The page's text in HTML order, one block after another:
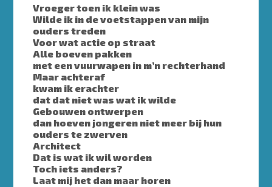
Vroeger toen ik klein was
Wilde ik in de voetstappen van mijn
ouders treden
Voor wat actie op straat
Alle boeven pakken
met een vuurwapen in m’n rechterhand
Maar achteraf
kwam ik erachter
dat dat niet was wat ik wilde
Gebouwen ontwerpen
dan hoeven jongeren niet meer bij hun
ouders te zwerven
Architect
Dat is wat ik wil worden
Toch iets anders?
Laat mij het dan maar horen